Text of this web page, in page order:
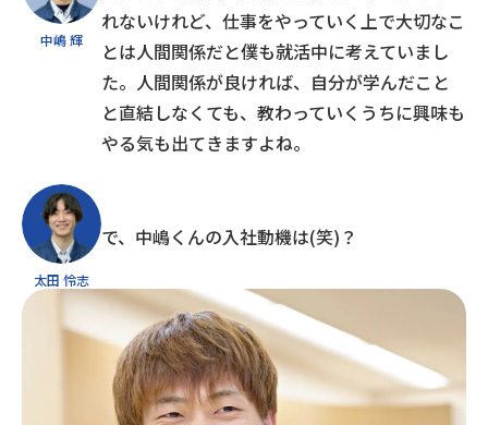
中嶋 輝
れないけれど、仕事をやっていく上で大切なこ
とは人間関係だと僕も就活中に考えていまし
た。人間関係が良ければ、自分が学んだこと
と直結しなくても、教わっていくうちに興味も
やる気も出てきますよね。
太田 怜志
で、中嶋くんの入社動機は(笑)？